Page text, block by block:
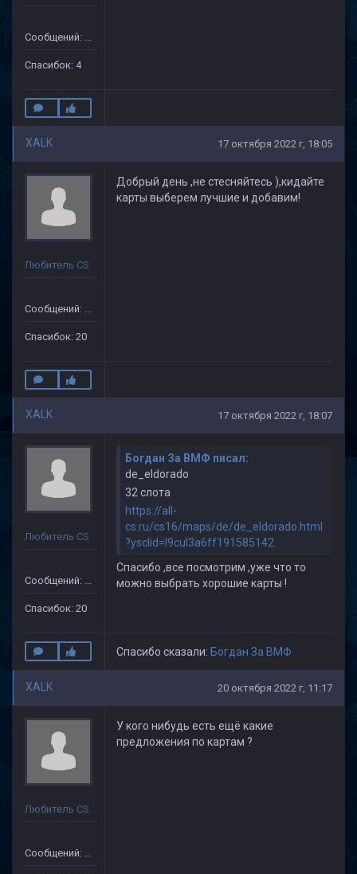
Сообщений: 86
Спасибок: 4
XALK 17 октября 2022 г, 18:05
Любитель CS
Сообщений: 149
Спасибок: 20
Добрый день ,не стесняйтесь ),кидайте
карты выберем лучшие и добавим!
XALK 17 октября 2022 г, 18:07
Любитель CS
Сообщений: 149
Спасибок: 20
Богдан За ВМФ писал:
de_eldorado
32 слота
https://all-
cs.ru/cs16/maps/de/de_eldorado.html
?ysclid=l9cul3a6ff191585142
Спасибо ,все посмотрим ,уже что то
можно выбрать хорошие карты !
Спасибо сказали: Богдан За ВМФ
XALK 20 октября 2022 г, 11:17
Любитель CS
Сообщений: 149
У кого нибудь есть ещё какие
предложения по картам ?